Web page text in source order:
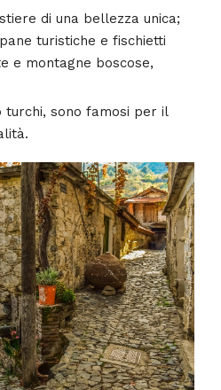
di una bellezza unica;
turistiche e fischietti
e montagne boscose,
turchi, sono famosi per il